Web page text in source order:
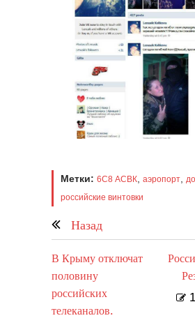
Метки: 6C8 АСВК, аэропорт,
российские винтовки
Назад
В Крыму отключат
половину
российских
телеканалов.